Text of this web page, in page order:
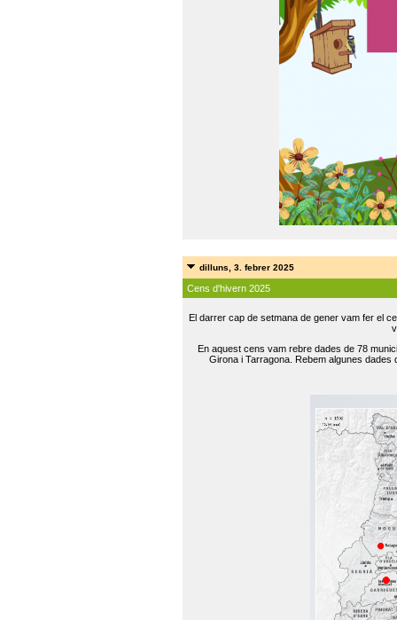
dilluns, 3. febrer 2025
Cens d'hivern 2025
El darrer cap de setmana de gener vam fer el
En aquest cens vam rebre dades de 78
Girona i Tarragona. Rebem algunes